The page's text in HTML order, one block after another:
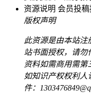
资源说明 会员投
版权声明
此资源是由本站注
站书面授权，请勿
资料如需商用需第
如知识产权权利人
件：